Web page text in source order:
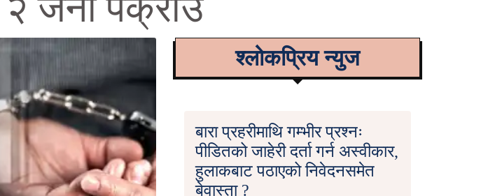
श्लोकप्रिय न्युज
बारा प्रहरीमाथि गम्भीर प्रश्नः
पीडितको जाहेरी दर्ता गर्न अस्वीकार,
हुलाकबाट पठाएको निवेदनसमेत
बेवास्ता ?